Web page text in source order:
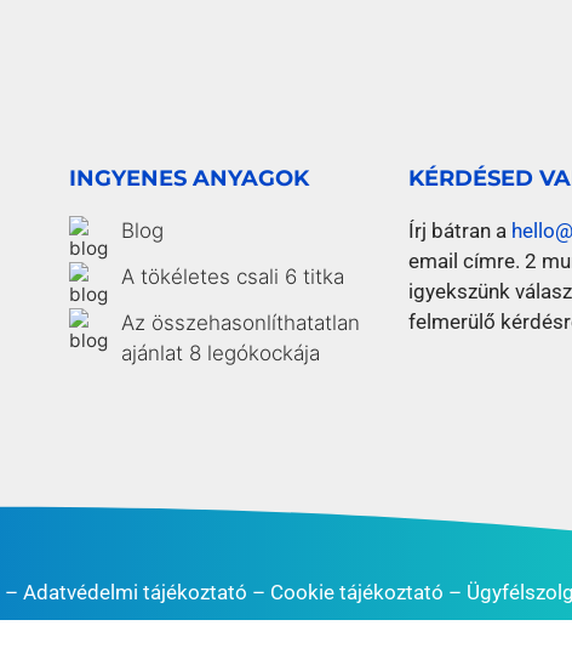
INGYENES ANYAGOK
Blog
A tökéletes csali 6 titka
Az összehasonlíthatatlan
ajánlat 8 legókockája
KÉRDÉSED
Írj bátran a
email címre. 2
igyekszünk
felmerülő
– Adatvédelmi tájékoztató – Cookie tájékoztató –